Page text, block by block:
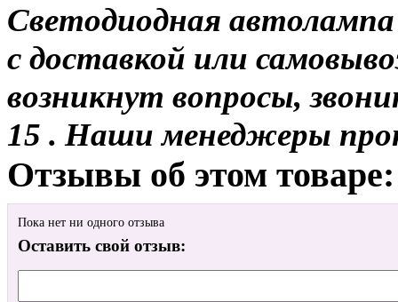
Светодиодная
с доставкой или
возникнут вопросы,
15 . Наши менеджеры
Отзывы об этом товаре:
Пока нет ни одного отзыва
Оставить свой отзыв: